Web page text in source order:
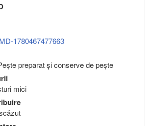
1780467477663
preparat şi conserve de peşte
mici